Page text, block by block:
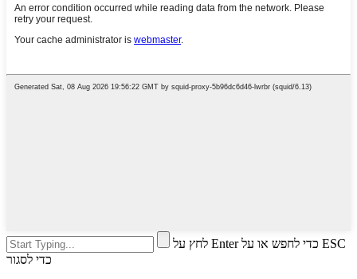
לחץ על Enter כדי לחפש או על ESC
כדי לסגור